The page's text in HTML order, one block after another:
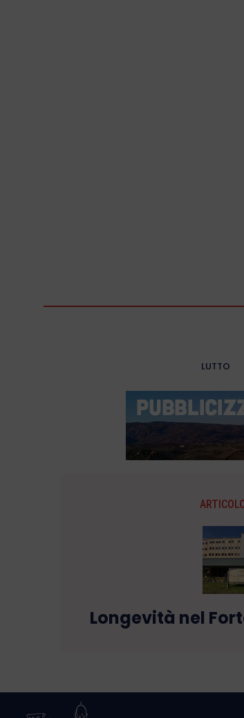
LUTTO
Longevità nel